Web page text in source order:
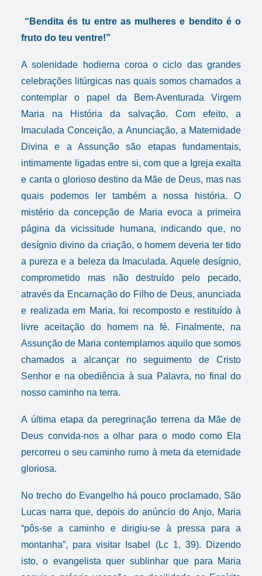
“Bendita és tu entre as mulheres e bendito é o
fruto do teu ventre!”
A solenidade hodierna coroa o ciclo das grandes
celebrações litúrgicas nas quais somos chamados a
contemplar o papel da Bem-Aventurada Virgem
Maria na História da salvação. Com efeito, a
Imaculada Conceição, a Anunciação, a Maternidade
Divina e a Assunção são etapas fundamentais,
intimamente ligadas entre si, com que a Igreja exalta
e canta o glorioso destino da Mãe de Deus, mas nas
quais podemos ler também a nossa história. O
mistério da concepção de Maria evoca a primeira
página da vicissitude humana, indicando que, no
desígnio divino da criação, o homem deveria ter tido
a pureza e a beleza da Imaculada. Aquele desígnio,
comprometido mas não destruído pelo pecado,
através da Encarnação do Filho de Deus, anunciada
e realizada em Maria, foi recomposto e restituído à
livre aceitação do homem na fé. Finalmente, na
Assunção de Maria contemplamos aquilo que somos
chamados a alcançar no seguimento de Cristo
Senhor e na obediência à sua Palavra, no final do
nosso caminho na terra.
A última etapa da peregrinação terrena da Mãe de
Deus convida-nos a olhar para o modo como Ela
percorreu o seu caminho rumo à meta da eternidade
gloriosa.
No trecho do Evangelho há pouco proclamado, São
Lucas narra que, depois do anúncio do Anjo, Maria
“pôs-se a caminho e dirigiu-se à pressa para a
montanha”, para visitar Isabel (Lc 1, 39). Dizendo
isto, o evangelista quer sublinhar que para Maria